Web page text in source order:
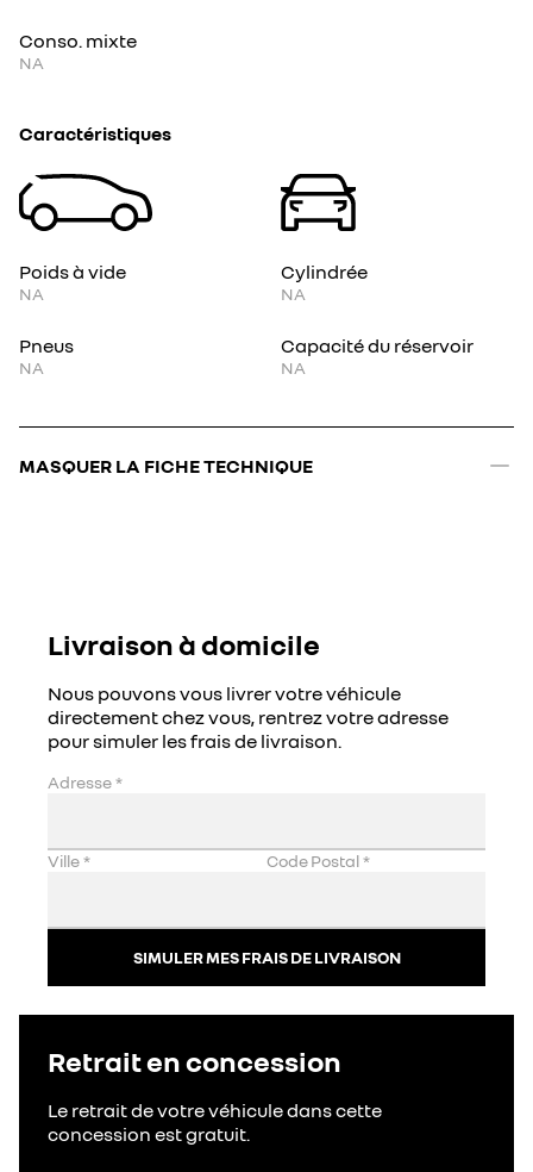
MASQUER LA FICHE TECHNIQUE
Conso. mixte
NA
Caractéristiques
Poids à vide
NA
Cylindrée
NA
Pneus
NA
Capacité du réservoir
NA
Livraison à domicile
Nous pouvons vous livrer votre véhicule
directement chez vous, rentrez votre adresse
pour simuler les frais de livraison.
Adresse*
Ville* Code Postal*
SIMULER MES FRAIS DE LIVRAISON
Retrait en concession
Le retrait de votre véhicule dans cette
concession est gratuit.